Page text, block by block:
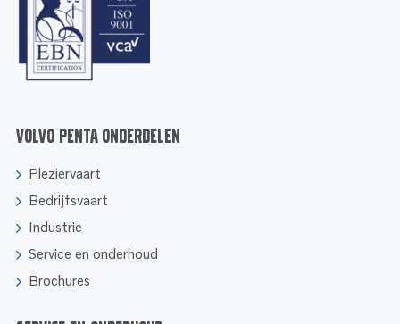
Volvo Penta onderdelen
Pleziervaart
Bedrijfsvaart
Industrie
Service en onderhoud
Brochures